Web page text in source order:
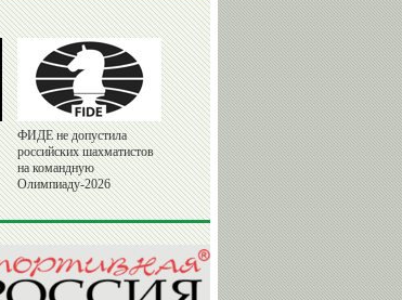
ФИДЕ не допустила
российских шахматистов
на командную
Олимпиаду-2026